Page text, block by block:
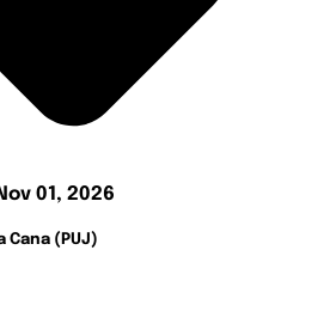
01, 2026
Cana (PUJ)